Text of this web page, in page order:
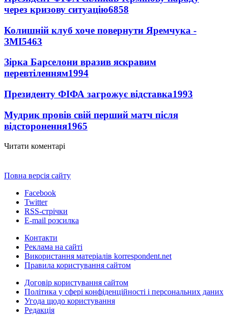
через кризову ситуацію6858
Колишній клуб хоче повернути Яремчука -
ЗМІ5463
Зірка Барселони вразив яскравим
перевтіленням1994
Президенту ФІФА загрожує відставка1993
Мудрик провів свій перший матч після
відсторонення1965
Читати коментарі
Повна версія сайту
Facebook
Twitter
RSS-стрічки
E-mail розсилка
Контакти
Реклама на сайті
Використання матеріалів korrespondent.net
Правила користування сайтом
Договір користування сайтом
Політика у сфері конфіденційності і персональних даних
Угода щодо користування
Редакція